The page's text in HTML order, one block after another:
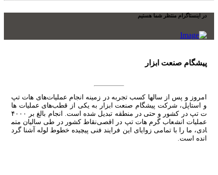
در اینستاگرام منتظر شما هستیم
پیشگام صنعت ابزار
امروز و پس از سالها کسب تجربه در زمینه انجام عملیات‌های هات تپ
و استاپل، شرکت پیشگام صنعت ابزار به یکی از قطب‌های عملیات ها
ت تپ در کشور و حتی در منطقه تبدیل شده است. انجام بالغ بر ۴۰۰۰
عملیات انشعاب گرم هات تپ در اقصی‌نقاط کشور در طی سالیان متم
ادی، ما را با تمامی زوایای این فرایند فنی پیچیده خطوط لوله آشنا گرد
انده است.